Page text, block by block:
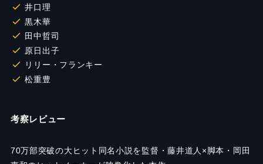
井口理
黒木華
田中哲司
原日出子
リリー・フランキー
松重豊
考察レビュー
70万部突破の大ヒット同名小説を監督・藤井道人×脚本・岡田